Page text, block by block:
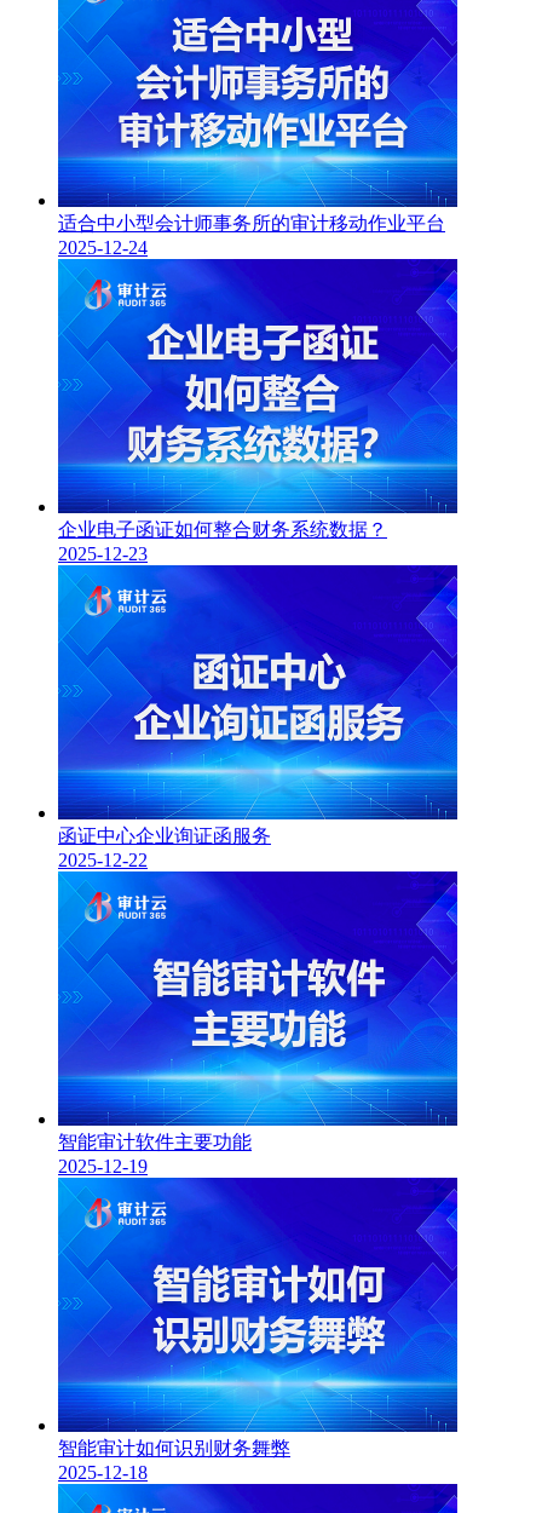
适合中小型会计师事务所的审计移动作业平台
2025-12-24
企业电子函证如何整合财务系统数据？
2025-12-23
函证中心企业询证函服务
2025-12-22
智能审计软件主要功能
2025-12-19
智能审计如何识别财务舞弊
2025-12-18